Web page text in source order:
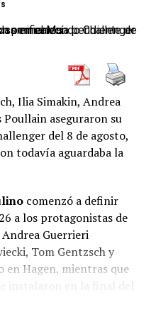
Ilia Simakin, Andrea
Poullain aseguraron su
del 8 de agosto,
todavía aguardaba la
comenzó a definir
a los protagonistas de
Andrea Guerrieri
Tom Gentzsch y
Hagen, mientras que